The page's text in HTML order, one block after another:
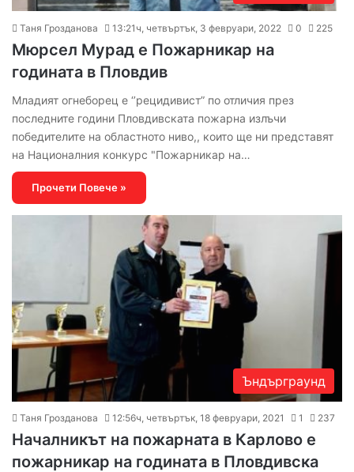
Таня Грозданова 13:21ч, четвъртък, 3 февруари, 2022 0 225
Мюрсел Мурад е Пожарникар на
годината в Пловдив
Младият огнеборец е ‘’рецидивист” по отличия през
последните години Пловдивската пожарна излъчи
победителите на областното ниво,, които ще ни представят
на Националния конкурс "Пожарникар на…
Прочети Повече »
Ъндърграунд
Таня Грозданова 12:56ч, четвъртък, 18 февруари, 2021 1 237
Началникът на пожарната в Карлово е
пожарникар на годината в Пловдивска